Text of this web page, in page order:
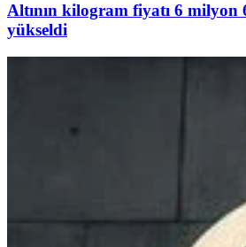
Altının kilogram fiyatı 6
yükseldi